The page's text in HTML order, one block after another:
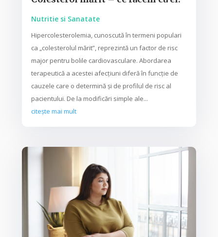
Nutritie si Sanatate
Hipercolesterolemia, cunoscută în termeni populari
ca „colesterolul mărit”, reprezintă un factor de risc
major pentru bolile cardiovasculare. Abordarea
terapeutică a acestei afecțiuni diferă în funcție de
cauzele care o determină și de profilul de risc al
pacientului. De la modificări simple ale...
citește mai mult